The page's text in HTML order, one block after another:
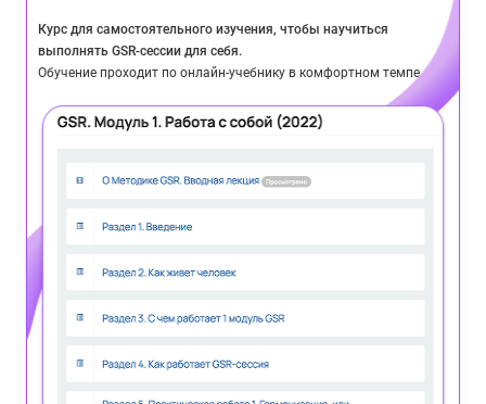
Курс для самостоятельного изучения, чтобы научиться
выполнять GSR-сессии для себя.
Обучение проходит по онлайн-учебнику в комфортном темпе.